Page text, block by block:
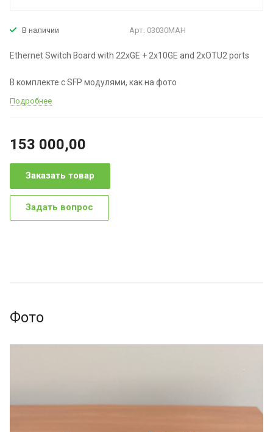
В наличии Арт. 03030MAH
Ethernet Switch Board with 22xGE + 2x10GE and 2xOTU2 ports
В комплекте с SFP модулями, как на фото
Подробнее
153 000,00
Заказать товар
Задать вопрос
Фото